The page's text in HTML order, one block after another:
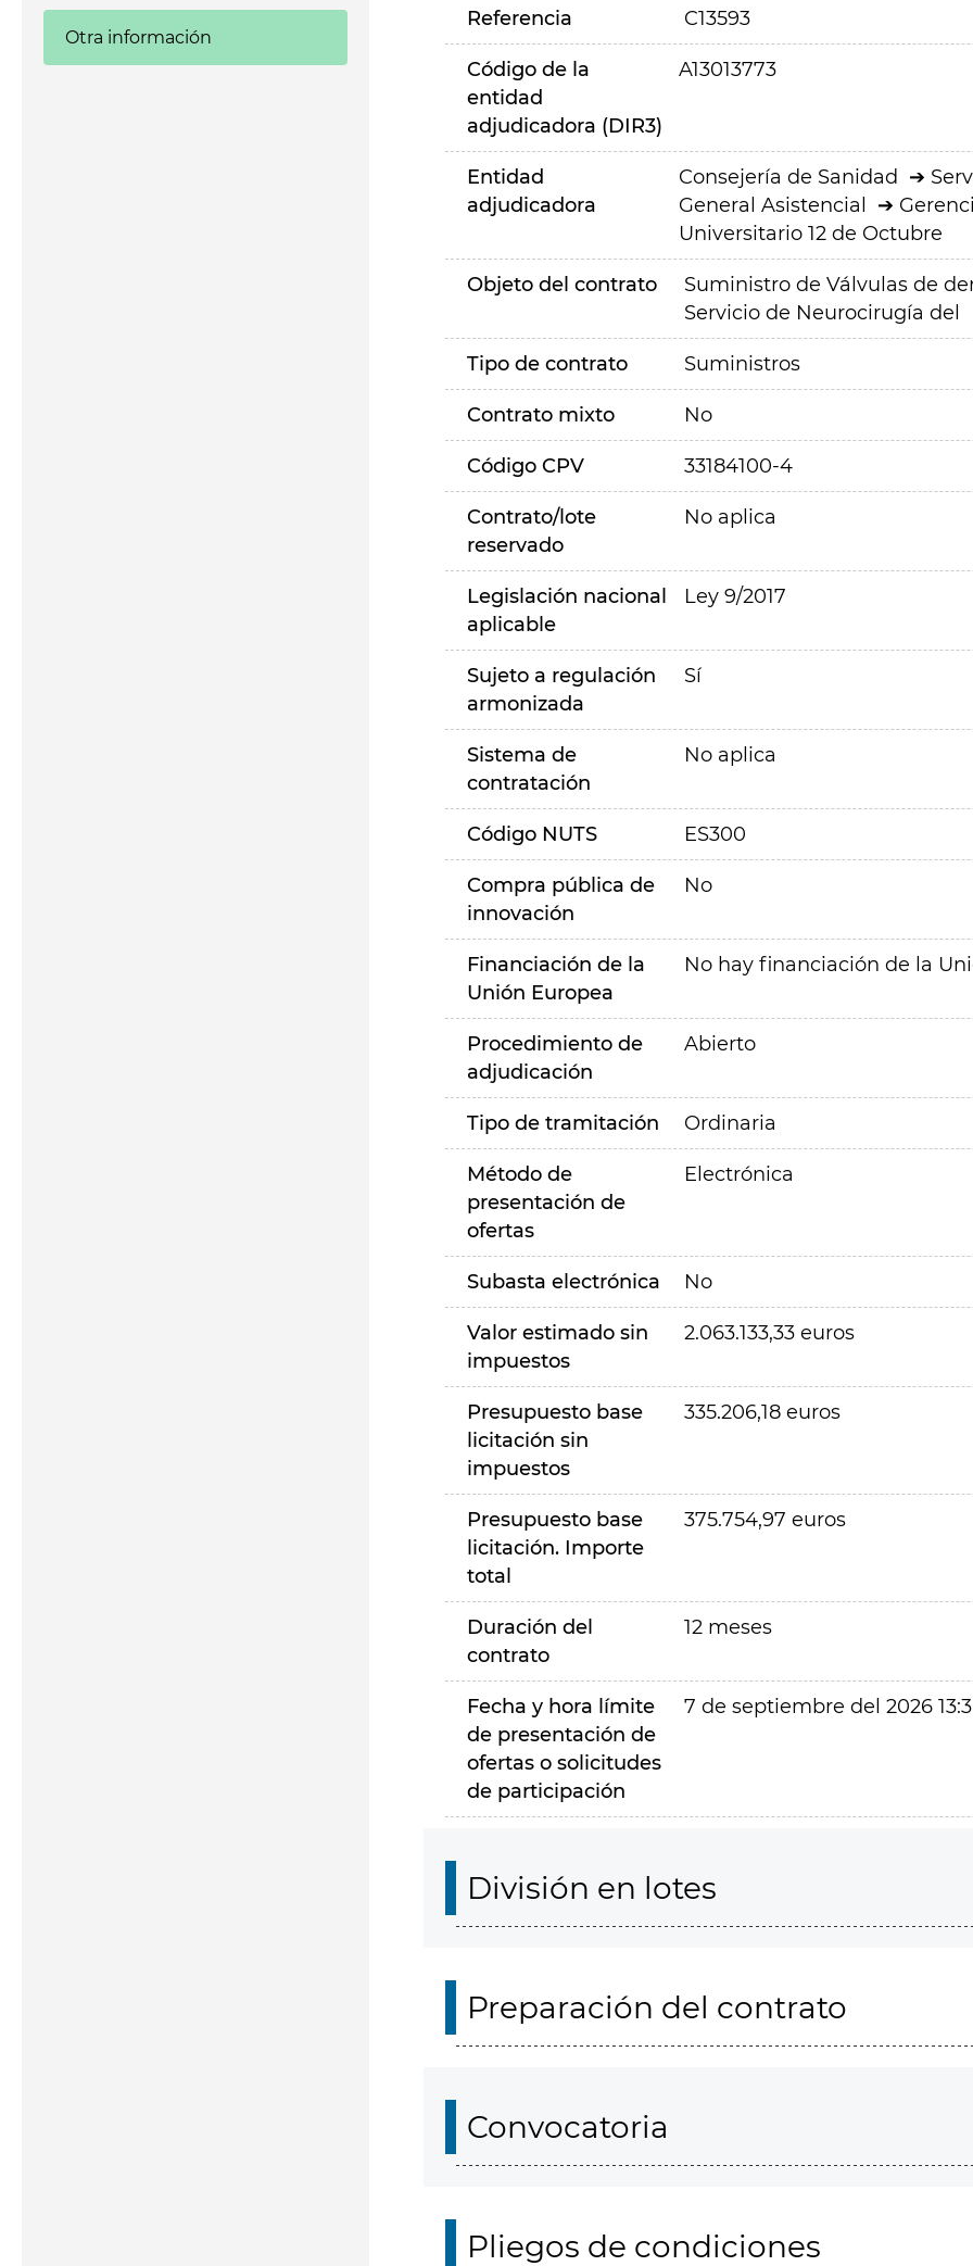
Otra información
Referencia C13593
Código de la
entidad
adjudicadora (DIR3)
A13013773
Entidad
adjudicadora
Consejería de Sanidad
General Asistencial
Universitario 12 de Octubre
Objeto del contrato
Suministro de Válvulas de
Servicio de Neurocirugía del
Tipo de contrato Suministros
Contrato mixto No
Código CPV 33184100-4
Contrato/lote
reservado
No aplica
Legislación nacional
aplicable
Ley 9/2017
Sujeto a regulación
armonizada
Sí
Sistema de
contratación
No aplica
Código NUTS ES300
Compra pública de
innovación
No
Financiación de la
Unión Europea
No hay financiación de la
Procedimiento de
adjudicación
Abierto
Tipo de tramitación Ordinaria
Método de
presentación de
ofertas
Electrónica
Subasta electrónica No
Valor estimado sin
impuestos
2.063.133,33 euros
Presupuesto base
licitación sin
impuestos
335.206,18 euros
Presupuesto base
licitación. Importe
total
375.754,97 euros
Duración del
contrato
12 meses
Fecha y hora límite
de presentación de
ofertas o solicitudes
de participación
7 de septiembre del 2026
División en lotes
Preparación del contrato
Convocatoria
Pliegos de condiciones